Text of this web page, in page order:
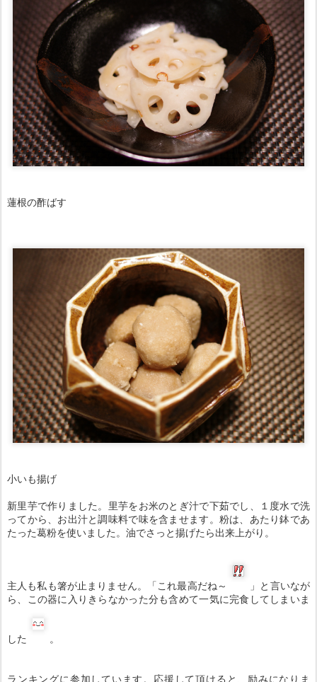
蓮根の酢ばす
小いも揚げ
新里芋で作りました。 里芋をお米のとぎ汁で下茹でし、１度水で洗
ってから、お出汁と調味料で味を含ませます。粉は、あたり鉢であ
たった葛粉を使いました。油でさっと揚げたら出来上がり。
主人も私も箸が止まりません。「これ最高だね～
」と言いなが
ら、この器に入りきらなかった分も含めて一気に完食してしまいま
した 。
ランキングに参加しています。応援して頂けると、励みになりま